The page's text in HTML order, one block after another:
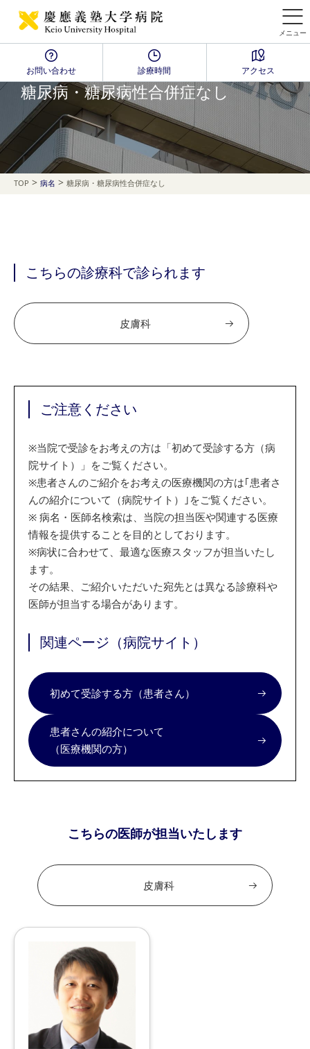
メニュー
お問い合わせ 診療時間 アクセス
Disease Name Search
糖尿病・糖尿病性合併症なし
TOP > 病名 > 糖尿病・糖尿病性合併症なし
こちらの診療科で診られます
皮膚科
ご注意ください
※当院で受診をお考えの方は「初めて受診する方（病
院サイト）」をご覧ください。
※患者さんのご紹介をお考えの医療機関の方は｢患者さ
んの紹介について（病院サイト）｣をご覧ください。
※ 病名・医師名検索は、当院の担当医や関連する医療
情報を提供することを目的としております。
※病状に合わせて、最適な医療スタッフが担当いたし
ます。
その結果、ご紹介いただいた宛先とは異なる診療科や
医師が担当する場合があります。
関連ページ（病院サイト）
初めて受診する方（患者さん）
患者さんの紹介について
（医療機関の方）
こちらの医師が担当いたします
皮膚科